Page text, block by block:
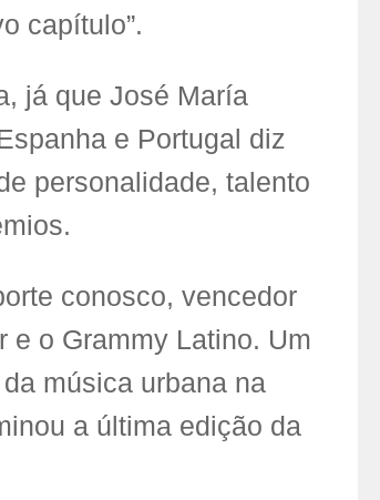
capítulo”.
já que José María
e Portugal diz
personalidade, talento
conosco, vencedor
e o Grammy Latino. Um
música urbana na
a última edição da